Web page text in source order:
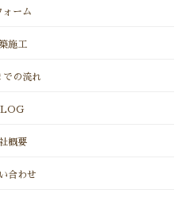
ォーム
施工
での流れ
概要
合わせ